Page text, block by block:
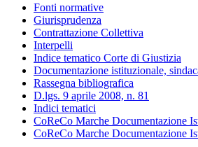
Fonti normative
Giurisprudenza
Contrattazione Collettiva
Interpelli
Indice tematico Corte di Giustizia
Documentazione istituzionale,
Rassegna bibliografica
D.lgs. 9 aprile 2008, n. 81
Indici tematici
CoReCo Marche Documentazione
CoReCo Marche Documentazione